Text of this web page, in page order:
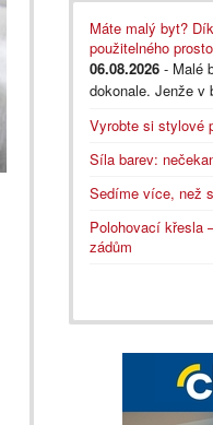
Máte malý byt?
použitelného
06.08.2026 - Malé
dokonale. Jenže v
Vyrobte si stylové
Síla barev:
Sedíme více, než
Polohovací křesla
zádům